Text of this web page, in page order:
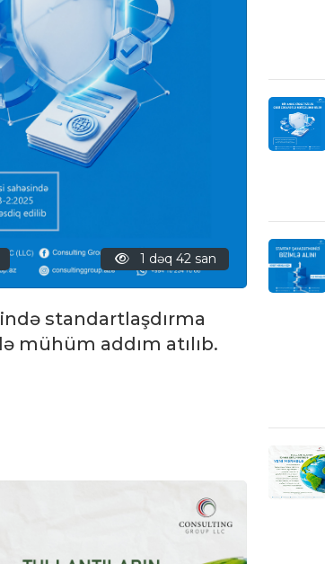
1 dəq 42 san
standartlaşdırma
mühüm addım atılıb.